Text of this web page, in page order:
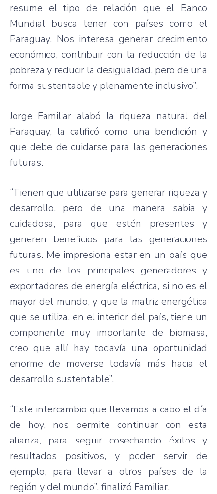
resume el tipo de relación que el Banco
Mundial busca tener con países como el
Paraguay. Nos interesa generar crecimiento
económico, contribuir con la reducción de la
pobreza y reducir la desigualdad, pero de una
forma sustentable y plenamente inclusivo”.
Jorge Familiar alabó la riqueza natural del
Paraguay, la calificó como una bendición y
que debe de cuidarse para las generaciones
futuras.
“Tienen que utilizarse para generar riqueza y
desarrollo, pero de una manera sabia y
cuidadosa, para que estén presentes y
generen beneficios para las generaciones
futuras. Me impresiona estar en un país que
es uno de los principales generadores y
exportadores de energía eléctrica, si no es el
mayor del mundo, y que la matriz energética
que se utiliza, en el interior del país, tiene un
componente muy importante de biomasa,
creo que allí hay todavía una oportunidad
enorme de moverse todavía más hacia el
desarrollo sustentable”.
“Este intercambio que llevamos a cabo el día
de hoy, nos permite continuar con esta
alianza, para seguir cosechando éxitos y
resultados positivos, y poder servir de
ejemplo, para llevar a otros países de la
región y del mundo”, finalizó Familiar.